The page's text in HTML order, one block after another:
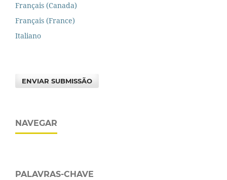
Français (Canada)
Français (France)
Italiano
ENVIAR SUBMISSÃO
NAVEGAR
PALAVRAS-CHAVE